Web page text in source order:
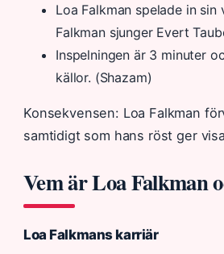
Loa Falkman spelade in
Falkman sjunger Evert
Inspelningen är 3 minuter
källor. (Shazam)
Konsekvensen: Loa Falkman
samtidigt som hans röst ger
Vem är Loa Falkman
Loa Falkmans karriär